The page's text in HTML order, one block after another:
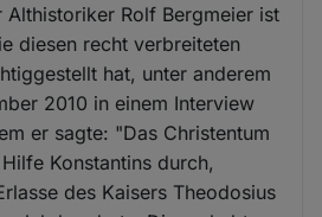
Althistoriker Rolf Bergmeier ist
diesen recht verbreiteten
hat, unter anderem
2010 in einem Interview
er sagte: "Das Christentum
Konstantins durch,
des Kaisers Theodosius